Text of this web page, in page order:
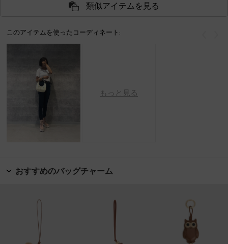
類似アイテムを見る
このアイテムを使ったコーディネート:
もっと見る
おすすめのバッグチャーム